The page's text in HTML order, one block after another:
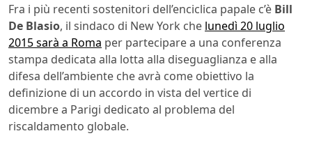
Fra i più recenti sostenitori dell’enciclica papale c’è Bill
De Blasio, il sindaco di New York che lunedì 20 luglio
2015 sarà a Roma per partecipare a una conferenza
stampa dedicata alla lotta alla diseguaglianza e alla
difesa dell’ambiente che avrà come obiettivo la
definizione di un accordo in vista del vertice di
dicembre a Parigi dedicato al problema del
riscaldamento globale.